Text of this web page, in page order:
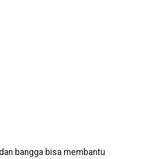
bangga bisa membantu